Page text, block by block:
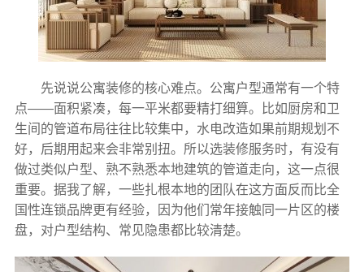
先说说公寓装修的核心难点。公寓户型通常有一个特
点——面积紧凑，每一平米都要精打细算。比如厨房和卫
生间的管道布局往往比较集中，水电改造如果前期规划不
好，后期用起来会非常别扭。所以选装修服务时，有没有
做过类似户型、熟不熟悉本地建筑的管道走向，这一点很
重要。据我了解，一些扎根本地的团队在这方面反而比全
国性连锁品牌更有经验，因为他们常年接触同一片区的楼
盘，对户型结构、常见隐患都比较清楚。